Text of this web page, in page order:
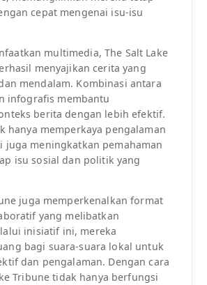
cepat mengenai isu-isu
multimedia, The Salt Lake
menyajikan cerita yang
mendalam. Kombinasi antara
infografis membantu
berita dengan lebih efektif.
hanya memperkaya pengalaman
juga meningkatkan pemahaman
isu sosial dan politik yang
juga memperkenalkan format
yang melibatkan
inisiatif ini, mereka
bagi suara-suara lokal untuk
dan pengalaman. Dengan cara
Tribune tidak hanya berfungsi